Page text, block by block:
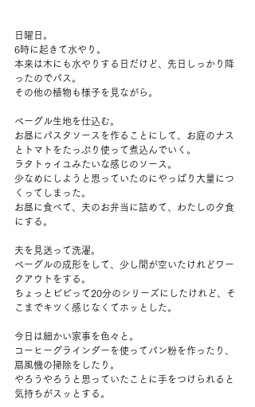
日曜日。
6時に起きて水やり。
本来は木にも水やりする日だけど、先日しっかり降
ったのでパス。
その他の植物も様子を見ながら。
ベーグル生地を仕込む。
お昼にパスタソースを作ることにして、お庭のナス
とトマトをたっぷり使って煮込んでいく。
ラタトゥイユみたいな感じのソース。
少なめにしようと思っていたのにやっぱり大量につ
くってしまった。
お昼に食べて、夫のお弁当に詰めて、わたしの夕食
にする。
夫を見送って洗濯。
ベーグルの成形をして、少し間が空いたけれどワー
クアウトをする。
ちょっとビビって20分のシリーズにしたけれど、そ
こまでキツく感じなくてホッとした。
今日は細かい家事を色々と。
コーヒーグラインダーを使ってパン粉を作ったり、
扇風機の掃除をしたり。
やろうやろうと思っていたことに手をつけられると
気持ちがスッとする。